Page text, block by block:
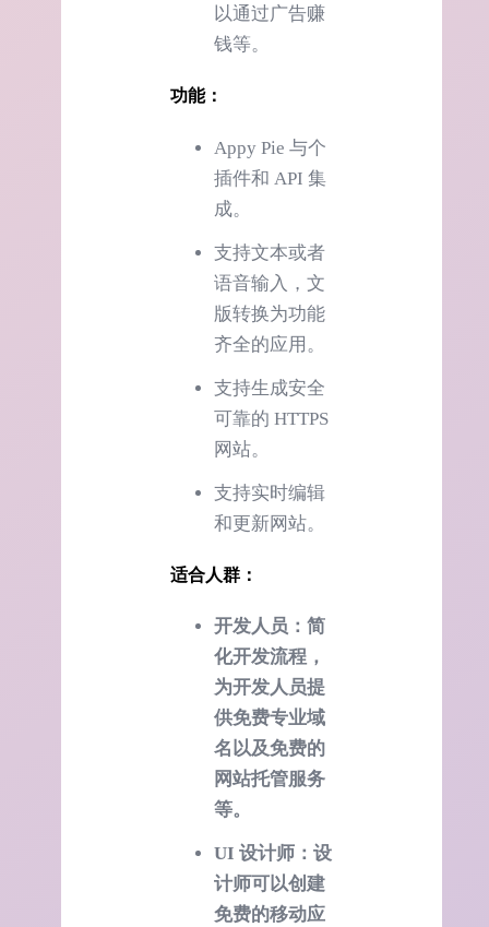
以通过广告赚
钱等。
功能：
Appy Pie 与个
插件和 API 集
成。
支持文本或者
语音输入，文
版转换为功能
齐全的应用。
支持生成安全
可靠的 HTTPS
网站。
支持实时编辑
和更新网站。
适合人群：
开发人员：简
化开发流程，
为开发人员提
供免费专业域
名以及免费的
网站托管服务
等。
UI 设计师：设
计师可以创建
免费的移动应